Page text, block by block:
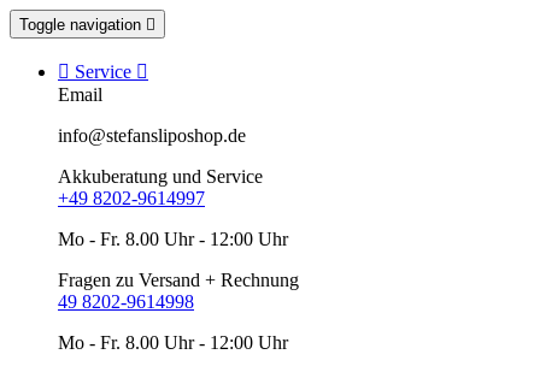
Toggle navigation 
 Service 
Email
info@stefansliposhop.de
Akkuberatung und Service
+49 8202-9614997
Mo - Fr. 8.00 Uhr - 12:00 Uhr
Fragen zu Versand + Rechnung
49 8202-9614998
Mo - Fr. 8.00 Uhr - 12:00 Uhr